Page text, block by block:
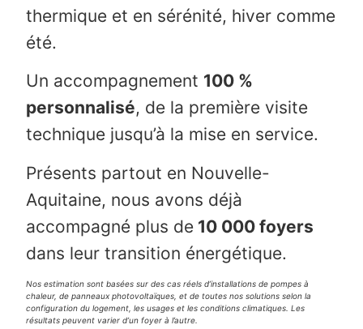
thermique et en sérénité, hiver comme
été.
Un accompagnement 100 %
personnalisé, de la première visite
technique jusqu’à la mise en service.
Présents partout en Nouvelle-
Aquitaine, nous avons déjà
accompagné plus de 10 000 foyers
dans leur transition énergétique.
Nos estimation sont basées sur des cas réels d’installations de pompes à
chaleur, de panneaux photovoltaïques, et de toutes nos solutions selon la
configuration du logement, les usages et les conditions climatiques. Les
résultats peuvent varier d’un foyer à l’autre.